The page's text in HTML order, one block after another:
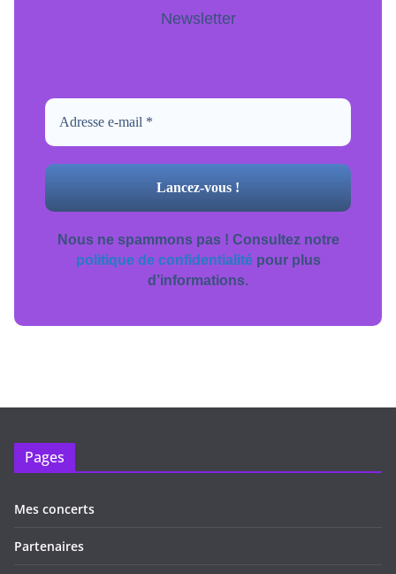
Newsletter
Nous ne spammons pas ! Consultez notre
politique de confidentialitépour plus
d’informations.
Pages
Mes concerts
Partenaires